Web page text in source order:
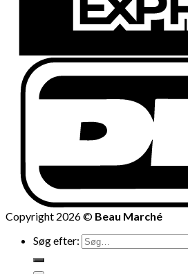
Copyright 2026 © Beau Marché
Søg efter: